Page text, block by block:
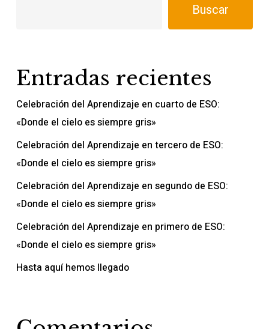
Buscar
Entradas recientes
Celebración del Aprendizaje en cuarto de ESO:
«Donde el cielo es siempre gris»
Celebración del Aprendizaje en tercero de ESO:
«Donde el cielo es siempre gris»
Celebración del Aprendizaje en segundo de ESO:
«Donde el cielo es siempre gris»
Celebración del Aprendizaje en primero de ESO:
«Donde el cielo es siempre gris»
Hasta aquí hemos llegado